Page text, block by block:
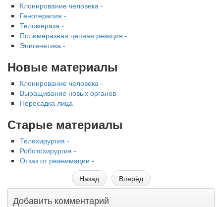
Клонирование человека -
Генотерапия -
Теломераза -
Полимеразная цепная реакция -
Эпигенетика -
Новые материалы
Клонирование человека -
Выращивание новых органов -
Пересадка лица -
Старые материалы
Телехирургия -
Роботохирургия -
Отказ от реанимации -
Назад
Вперёд
Добавить комментарий